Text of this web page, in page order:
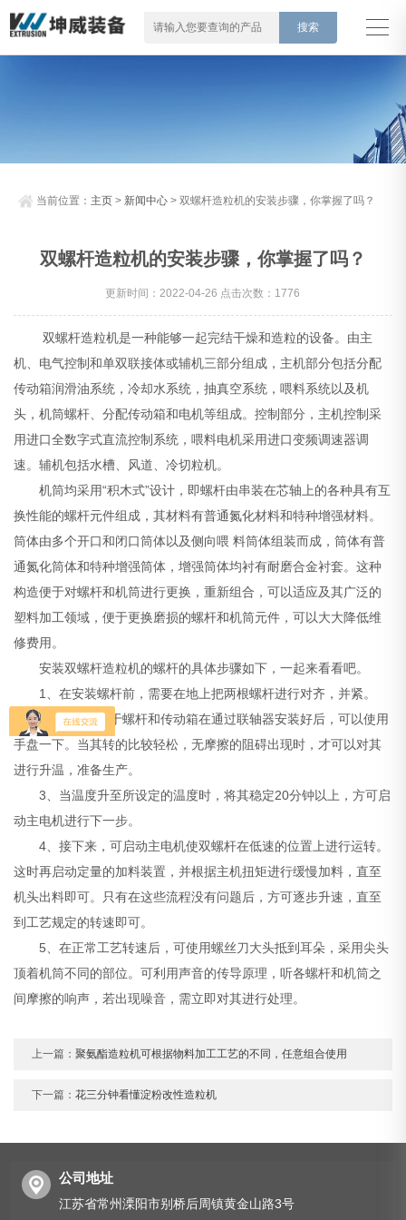
当前位置： 主页 > 新闻中心 > 双螺杆造粒机的安装步骤，你掌握了吗？
双螺杆造粒机的安装步骤，你掌握了吗？
更新时间：2022-04-26 点击次数：1776
双螺杆造粒机是一种能够一起完结干燥和造粒的设备。由主
机、电气控制和单双联接体或辅机三部分组成，主机部分包括分配
传动箱润滑油系统，冷却水系统，抽真空系统，喂料系统以及机
头，机筒螺杆、分配传动箱和电机等组成。控制部分，主机控制采
用进口全数字式直流控制系统，喂料电机采用进口变频调速器调
速。辅机包括水槽、风道、冷切粒机。
机筒均采用“积木式”设计，即螺杆由串装在芯轴上的各种具有互
换性能的螺杆元件组成，其材料有普通氮化材料和特种增强材料。
筒体由多个开口和闭口筒体以及侧向喂 料筒体组装而成，筒体有普
通氮化筒体和特种增强筒体，增强筒体均衬有耐磨合金衬套。这种
构造便于对螺杆和机筒进行更换，重新组合，可以适应及其广泛的
塑料加工领域，便于更换磨损的螺杆和机筒元件，可以大大降低维
修费用。
安装双螺杆造粒机的螺杆的具体步骤如下，一起来看看吧。
1、在安装螺杆前，需要在地上把两根螺杆进行对齐，并紧。
2、另外，关于螺杆和传动箱在通过联轴器安装好后，可以使用
手盘一下。当其转的比较轻松，无摩擦的阻碍出现时，才可以对其
进行升温，准备生产。
3、当温度升至所设定的温度时，将其稳定20分钟以上，方可启
动主电机进行下一步。
4、接下来，可启动主电机使双螺杆在低速的位置上进行运转。
这时再启动定量的加料装置，并根据主机扭矩进行缓慢加料，直至
机头出料即可。只有在这些流程没有问题后，方可逐步升速，直至
到工艺规定的转速即可。
5、在正常工艺转速后，可使用螺丝刀大头抵到耳朵，采用尖头
顶着机筒不同的部位。可利用声音的传导原理，听各螺杆和机筒之
间摩擦的响声，若出现噪音，需立即对其进行处理。
上一篇：聚氨酯造粒机可根据物料加工工艺的不同，任意组合使用
下一篇：花三分钟看懂淀粉改性造粒机
公司地址
江苏省常州溧阳市别桥后周镇黄金山路3号